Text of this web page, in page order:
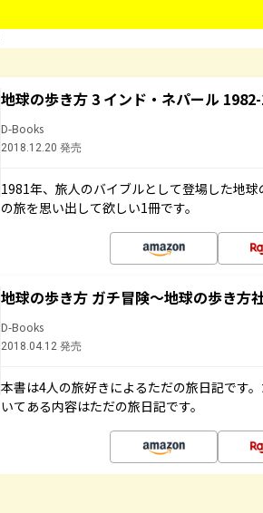
地球の歩き方 3 インド・ネパール 1982-
D-Books
2018.12.20 発売
1981年、旅人のバイブルとして登場した地
の旅を思い出して欲しい1冊です。
地球の歩き方 ガチ冒険～地球の歩き方
D-Books
2018.04.12 発売
本書は4人の旅好きによるただの旅日記です
いてある内容はただの旅日記です。